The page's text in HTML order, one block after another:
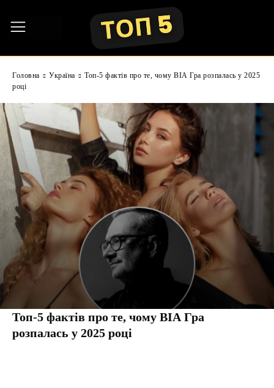
Головна Україна
Топ-5 фактів про те, чому ВІА Гра розпалась у 2025
році
Топ-5 фактів про те, чому ВІА Гра
розпалась у 2025 році